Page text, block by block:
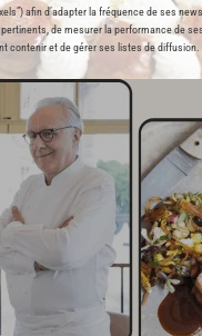
afin d’adapter la fréquence de ses
de mesurer la performance de
contenir et de gérer ses listes de diffusion.